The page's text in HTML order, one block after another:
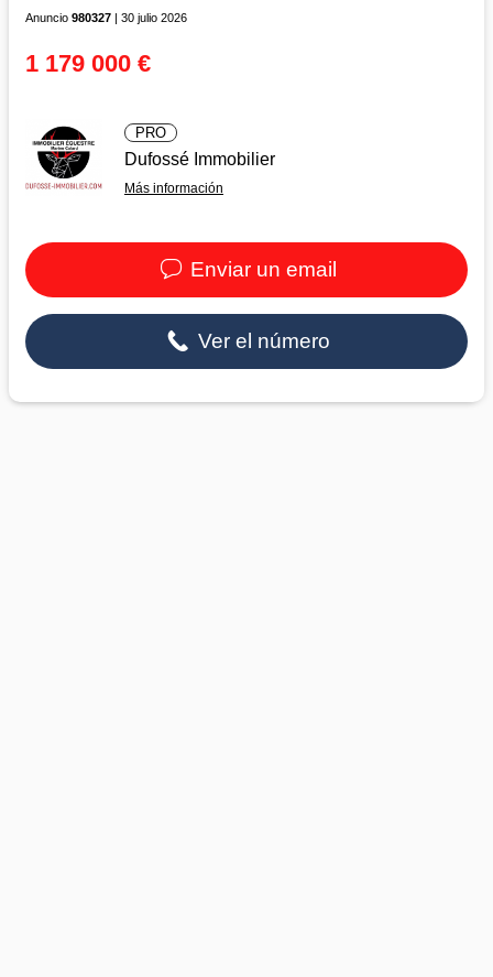
Anuncio 980327 | 30 julio 2026
1 179 000 €
PRO
Dufossé Immobilier
Más información
Enviar un email
Ver el número